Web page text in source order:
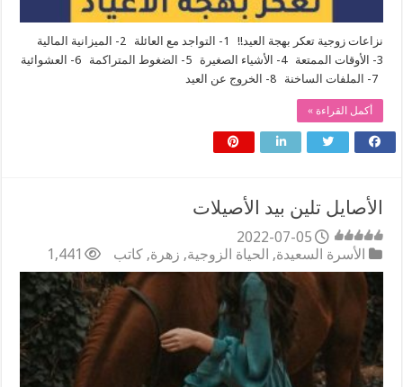
نزاعات زوجية تعكر بهجة العيد!! 1- التواجد مع العائلة 2- الميزانية المالية
3- الأوقات الممتعة 4- الأشياء الصغيرة 5- الضغوط المتراكمة 6- العشوائية
أكمل القراءة »
الأصايل تلين بيد الأصيلات
2022-07-05
الأسرة السعيدة, الحياة الزوجية, زهرة, كاتب 1,441